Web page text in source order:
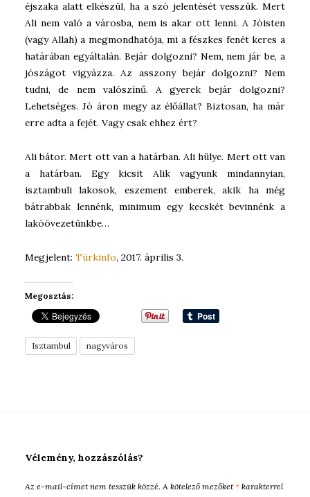
éjszaka alatt elkészül, ha a szó jelentését vesszük. Mert
Ali nem való a városba, nem is akar ott lenni. A Jóisten
(vagy Allah) a megmondhatója, mi a fészkes fenét keres a
határában egyáltalán. Bejár dolgozni? Nem, nem jár be, a
jószágot vigyázza. Az asszony bejár dolgozni? Nem
tudni, de nem valószínű. A gyerek bejár dolgozni?
Lehetséges. Jó áron megy az élőállat? Biztosan, ha már
erre adta a fejét. Vagy csak ehhez ért?
Ali bátor. Mert ott van a határban. Ali hülye. Mert ott van
a határban. Egy kicsit Alik vagyunk mindannyian,
isztambuli lakosok, eszement emberek, akik ha még
bátrabbak lennénk, minimum egy kecskét bevinnénk a
lakóövezetünkbe…
Megjelent: Türkinfo, 2017. április 3.
Megosztás:
Isztambul nagyváros
Vélemény, hozzászólás?
Az e-mail-címet nem tesszük közzé. A kötelező mezőket* karakterrel